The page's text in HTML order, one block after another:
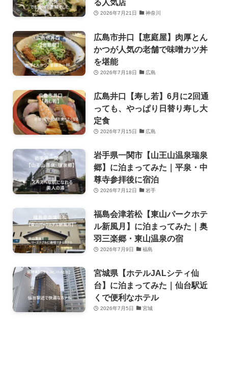
る人気店
2026年7月21日 神奈川
広島市井口【恵庭屋】肉厚とん
かつが人気の老舗で味噌カツ丼
を堪能
2026年7月18日 広島
広島井口【寿し若】6月に2回通
っても、やっぱり日替り寿し大
定食
2026年7月15日 広島
岩手県一関市【山王山温泉瑞泉
郷】に泊まってみた｜平泉・中
尊寺参拝後に宿泊
2026年7月12日 岩手
福島会津若松【東山パークホテ
ル新風月】に泊まってみた｜奥
羽三楽郷・東山温泉の宿
2026年7月9日 福島
宮城県【ホテルJALシティ仙
台】に泊まってみた｜仙台駅近
くで便利なホテル
2026年7月5日 宮城